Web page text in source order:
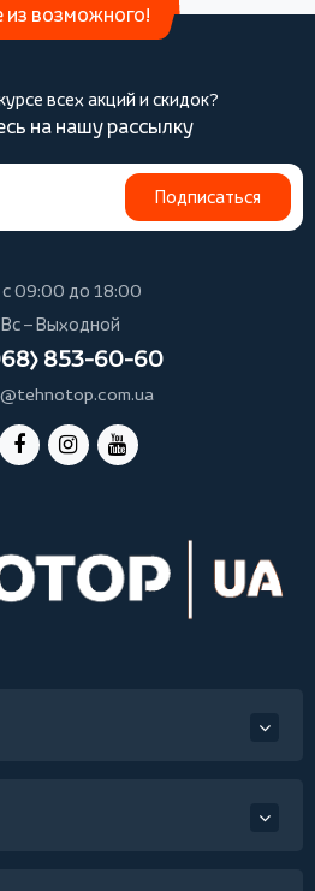
возможного!
всех акций и скидок?
на нашу рассылку
Подписаться
09:00 до 18:00
– Выходной
853-60-60